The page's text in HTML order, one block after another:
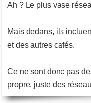
Ah ? Le plus vase
Mais dedans, ils
et des autres cafés.
Ce ne sont donc pas
propre, juste des